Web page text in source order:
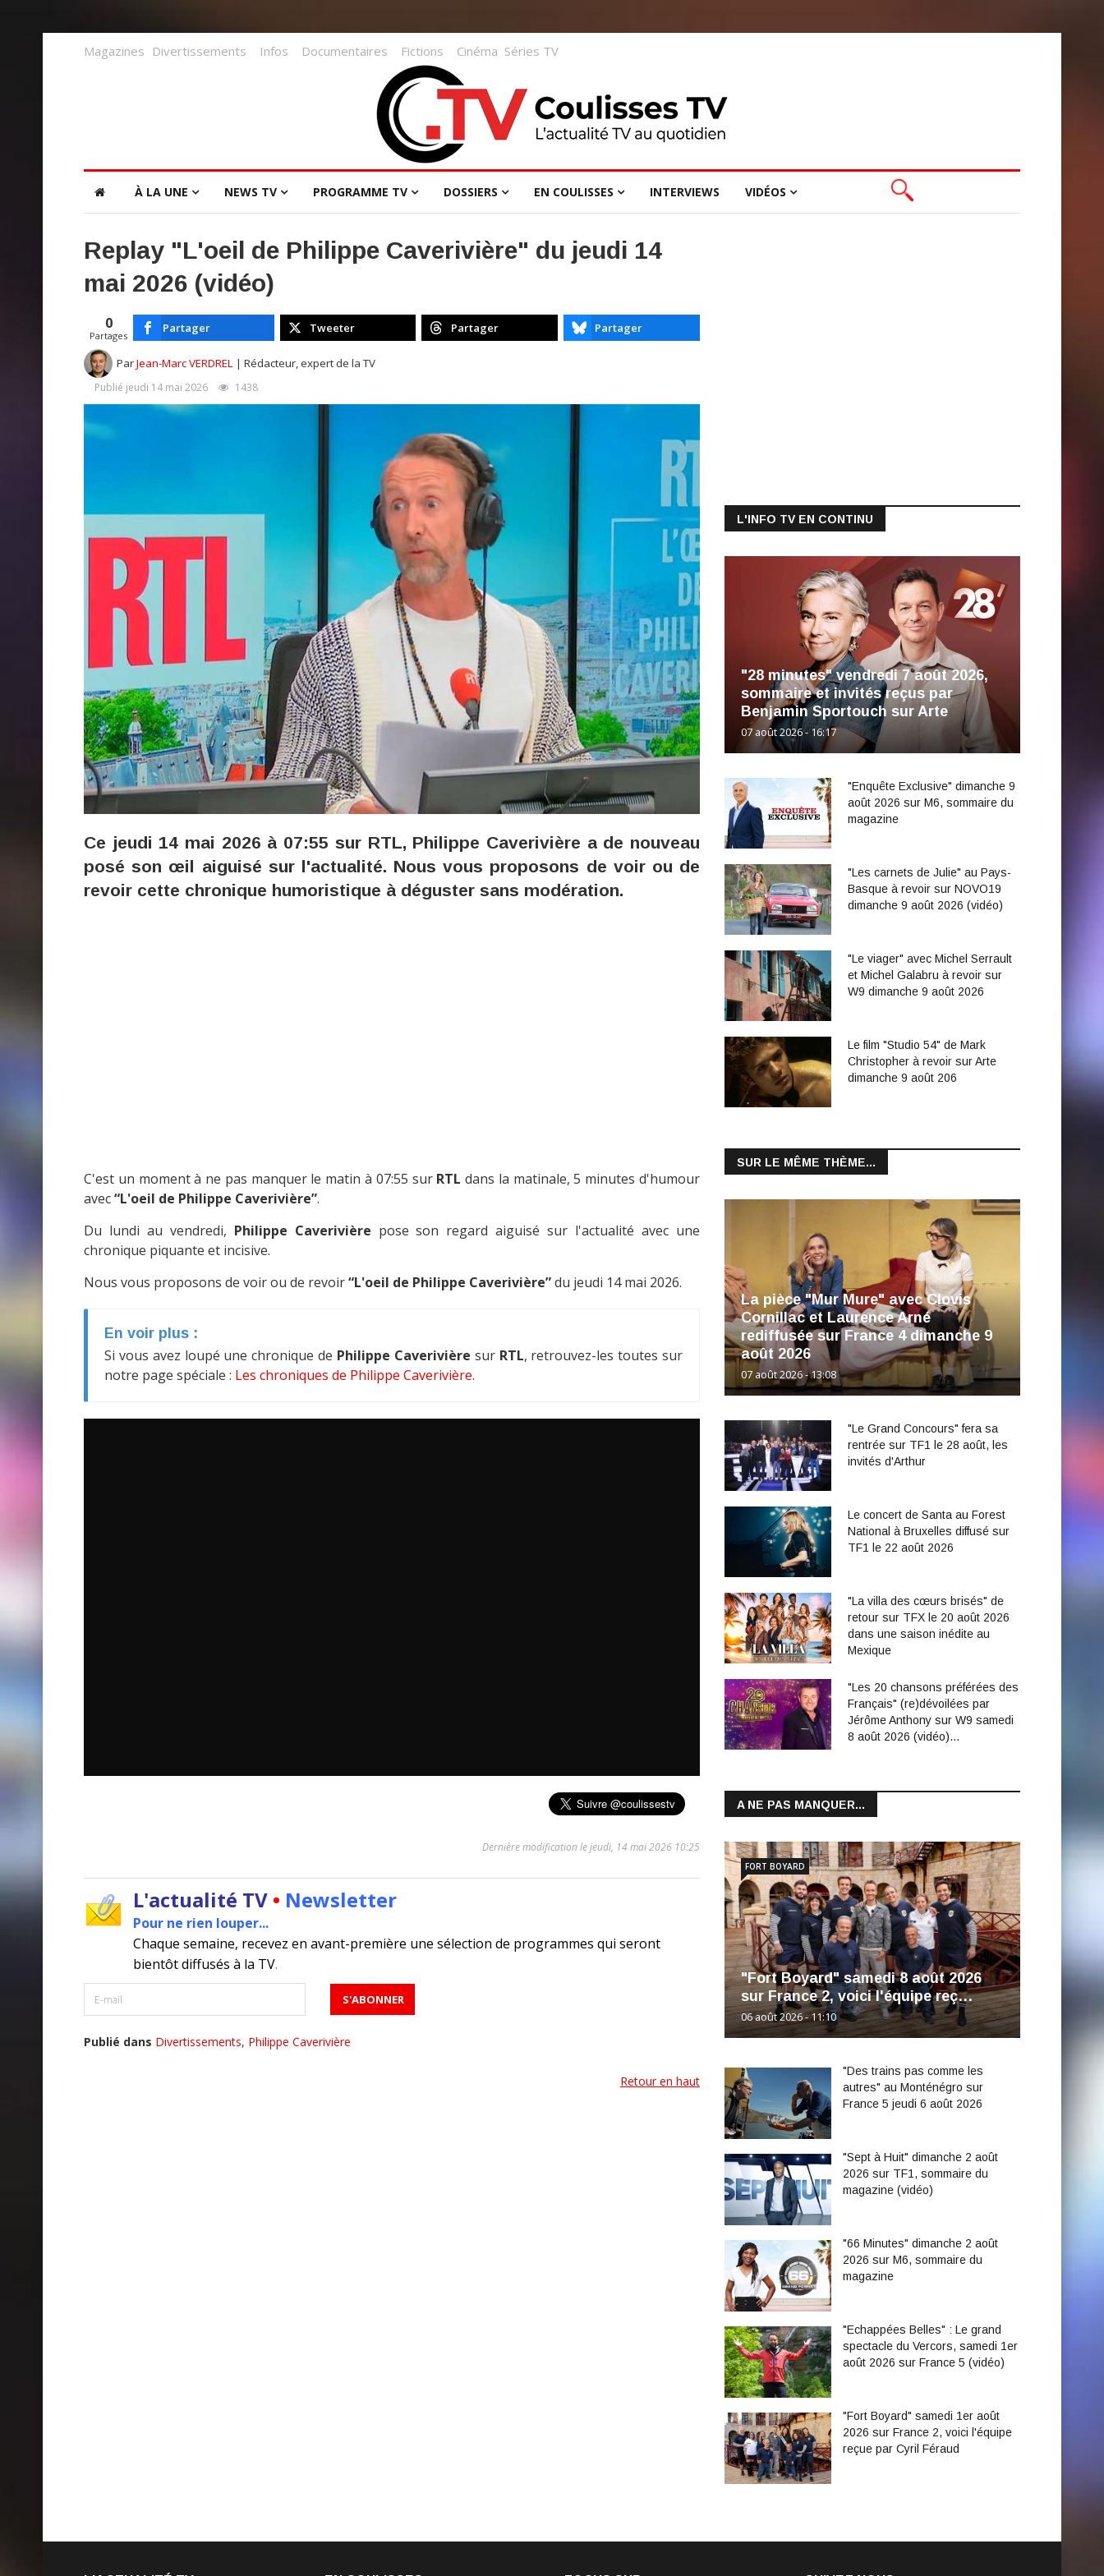
Magazines Divertissements Infos Documentaires Fictions Cinéma Séries TV
À LA UNE NEWS TV PROGRAMME TV DOSSIERS EN COULISSES INTERVIEWS VIDÉOS
Replay "L'oeil de Philippe Caverivière" du jeudi 14
mai 2026 (vidéo)
0
Partages
Partager Tweeter Partager Partager
ParJean-Marc VERDREL | Rédacteur, expert de la TV
Publié jeudi 14 mai 2026 1438
Ce jeudi 14 mai 2026 à 07:55 sur RTL, Philippe Caverivière a de nouveau
posé son œil aiguisé sur l'actualité. Nous vous proposons de voir ou de
revoir cette chronique humoristique à déguster sans modération.
C'est un moment à ne pas manquer le matin à 07:55 sur RTL dans la matinale, 5 minutes d'humour
avec“L'oeil de Philippe Caverivière”.
Du lundi au vendredi, Philippe Caverivière pose son regard aiguisé sur l'actualité avec une
chronique piquante et incisive.
Nous vous proposons de voir ou de revoir“L'oeil de Philippe Caverivière”du jeudi 14 mai 2026.
En voir plus :
Si vous avez loupé une chronique de Philippe Caverivière sur RTL, retrouvez-les toutes sur
notre page spéciale : Les chroniques de Philippe Caverivière.
Dernière modification le jeudi, 14 mai 2026 10:25
L'actualité TV • Newsletter
Pour ne rien louper...
Chaque semaine, recevez en avant-première une sélection de programmes qui seront
bientôt diffusés à la TV.
Publié dans Divertissements, Philippe Caverivière
Retour en haut
L'INFO TV EN CONTINU
"28 minutes" vendredi 7 août 2026,
sommaire et invités reçus par
Benjamin Sportouch sur Arte
07 août 2026 - 16:17
"Enquête Exclusive" dimanche 9
août 2026 sur M6, sommaire du
magazine
"Les carnets de Julie" au Pays-
Basque à revoir sur NOVO19
dimanche 9 août 2026 (vidéo)
"Le viager" avec Michel Serrault
et Michel Galabru à revoir sur
W9 dimanche 9 août 2026
Le film "Studio 54" de Mark
Christopher à revoir sur Arte
dimanche 9 août 206
SUR LE MÊME THÈME...
La pièce "Mur Mure" avec Clovis
Cornillac et Laurence Arné
rediffusée sur France 4 dimanche 9
août 2026
07 août 2026 - 13:08
"Le Grand Concours" fera sa
rentrée sur TF1 le 28 août, les
invités d'Arthur
Le concert de Santa au Forest
National à Bruxelles diffusé sur
TF1 le 22 août 2026
"La villa des cœurs brisés" de
retour sur TFX le 20 août 2026
dans une saison inédite au
Mexique
"Les 20 chansons préférées des
Français" (re)dévoilées par
Jérôme Anthony sur W9 samedi
8 août 2026 (vidéo)…
A NE PAS MANQUER...
"Fort Boyard" samedi 8 août 2026
sur France 2, voici l'équipe reç…
06 août 2026 - 11:10
FORT BOYARD
"Des trains pas comme les
autres" au Monténégro sur
France 5 jeudi 6 août 2026
"Sept à Huit" dimanche 2 août
2026 sur TF1, sommaire du
magazine (vidéo)
"66 Minutes" dimanche 2 août
2026 sur M6, sommaire du
magazine
"Echappées Belles" : Le grand
spectacle du Vercors, samedi 1er
août 2026 sur France 5 (vidéo)
"Fort Boyard" samedi 1er août
2026 sur France 2, voici l'équipe
reçue par Cyril Féraud